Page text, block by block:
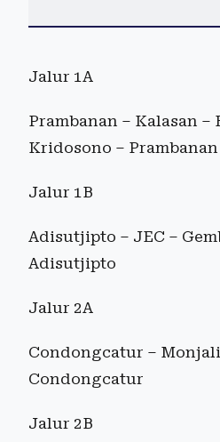
Jalur 1A
Prambanan – Kalasan
Kridosono – Prambanan
Jalur 1B
Adisutjipto – JEC –
Adisutjipto
Jalur 2A
Condongcatur – Monjali
Condongcatur
Jalur 2B